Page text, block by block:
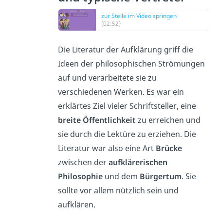
zur Stelle im Video springen
(02:52)
Die Literatur der Aufklärung griff die
Ideen der philosophischen Strömungen
auf und verarbeitete sie zu
verschiedenen Werken. Es war ein
erklärtes Ziel vieler Schriftsteller, eine
breite Öffentlichkeit zu erreichen und
sie durch die Lektüre zu erziehen. Die
Literatur war also eine Art Brücke
zwischen deraufklärerischen
Philosophie und dem Bürgertum. Sie
sollte vor allem nützlich sein und
aufklären.